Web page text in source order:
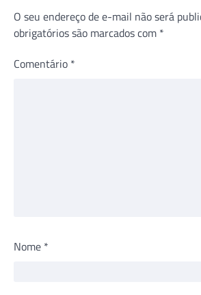
O seu endereço de e-mail não será
obrigatórios são marcados com *
Comentário *
Nome *